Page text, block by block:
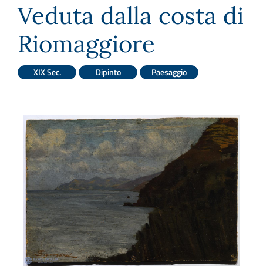
Veduta dalla costa di
Riomaggiore
XIX Sec. Dipinto Paesaggio